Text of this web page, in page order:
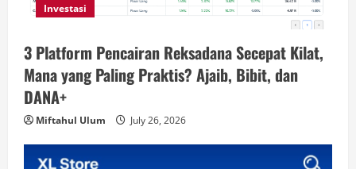
Investasi
3 Platform Pencairan Reksadana Secepat Kilat,
Mana yang Paling Praktis? Ajaib, Bibit, dan
DANA+
Miftahul Ulum July 26, 2026